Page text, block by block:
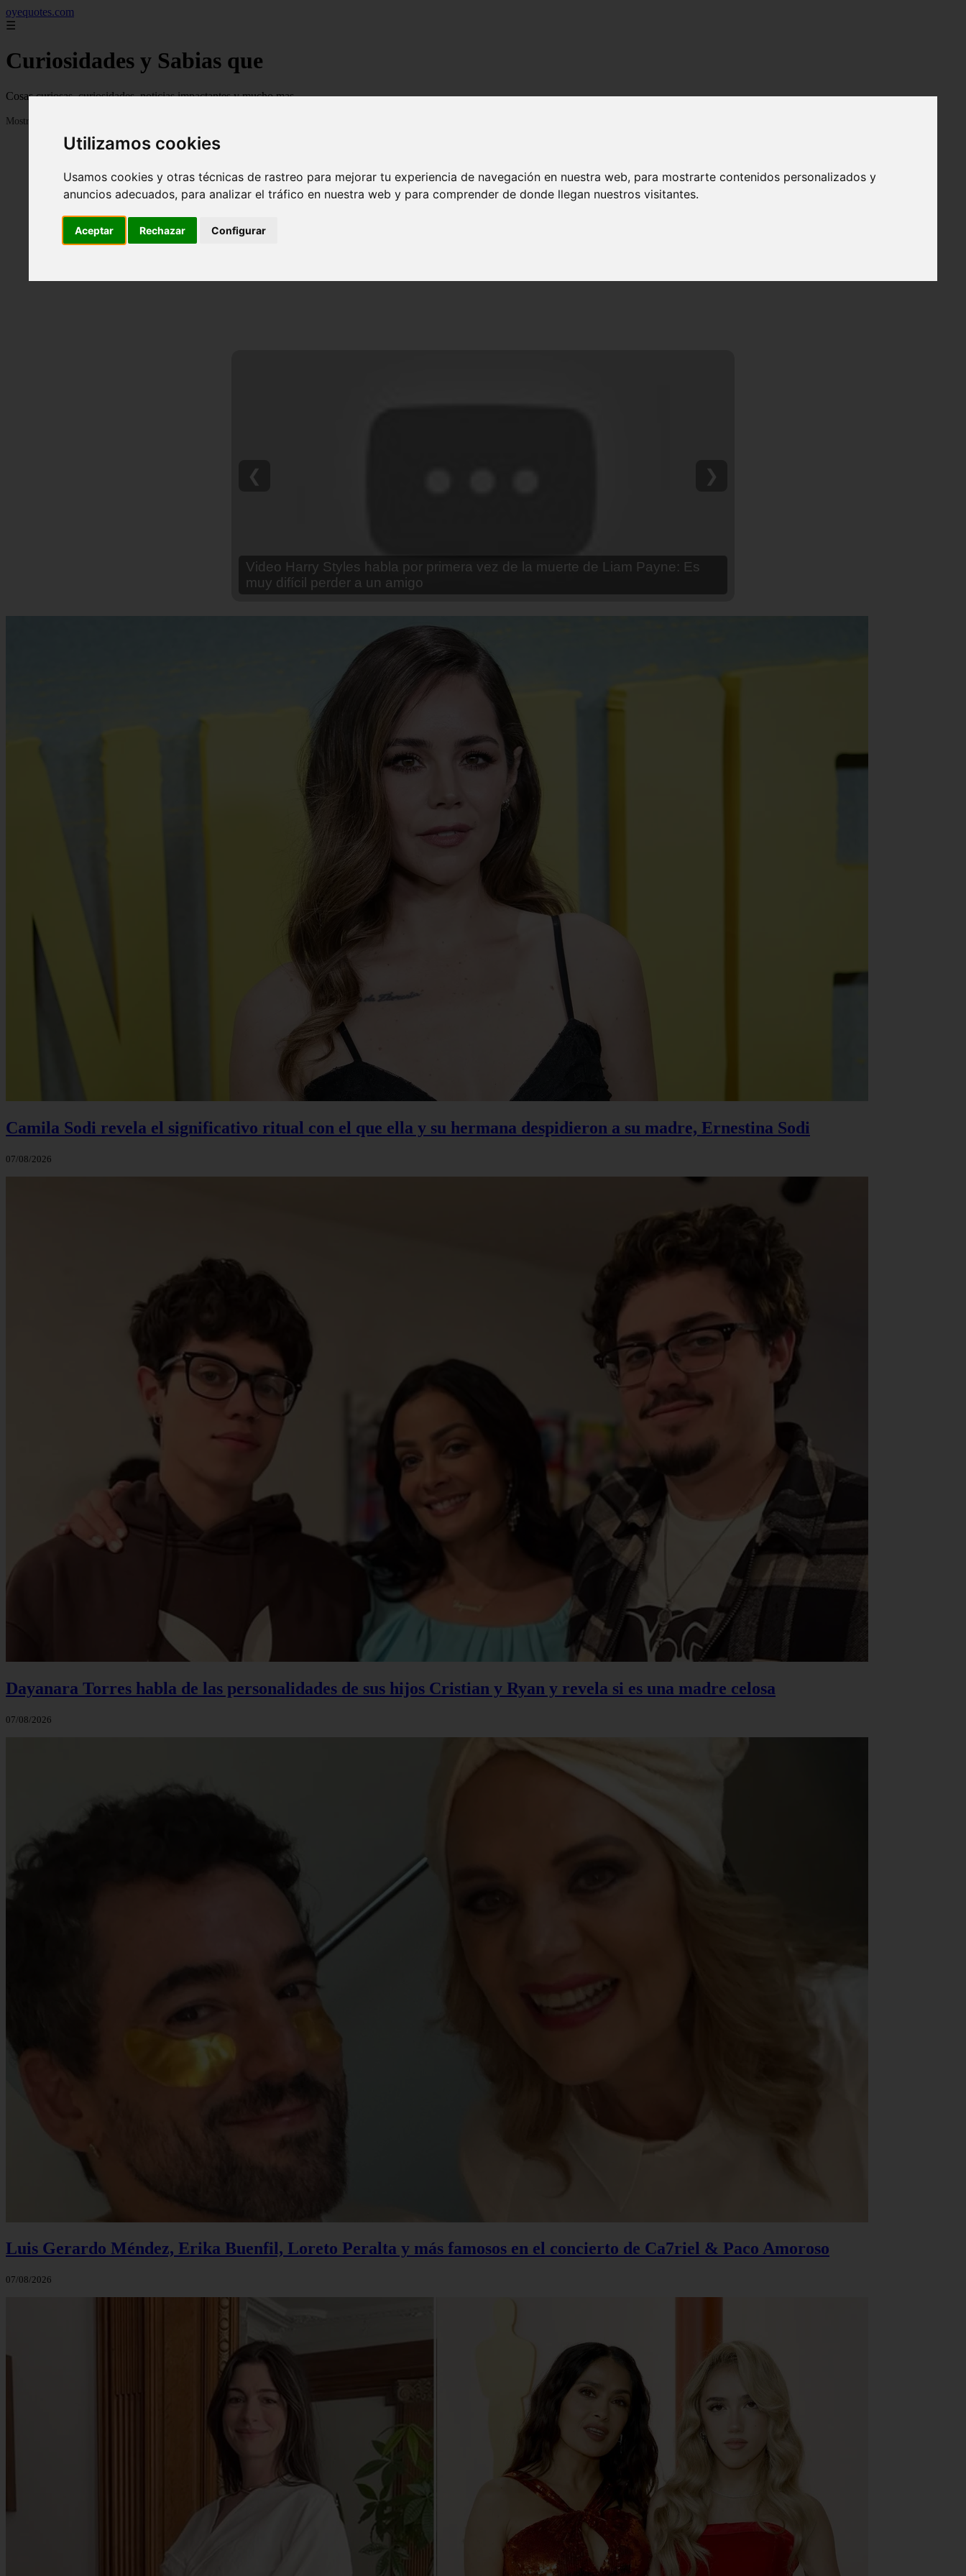
Utilizamos cookies
Usamos cookies y otras técnicas de rastreo para mejorar tu experiencia de navegación en nuestra web, para mostrarte contenidos personalizados y
anuncios adecuados, para analizar el tráfico en nuestra web y para comprender de donde llegan nuestros visitantes.
Aceptar Rechazar Configurar
oyequotes.com
☰
Curiosidades y Sabias que
Cosas curiosas, curiosidades, noticias impactantes y mucho mas
Mostrando 1 - 24 de 2838 artículos
Video Ana Brenda Contreras y la firme promesa que le hizo a su hija Aria
❮ ❯
Camila Sodi revela el significativo ritual con el que ella y su hermana despidieron a su madre, Ernestina Sodi
07/08/2026
Dayanara Torres habla de las personalidades de sus hijos Cristian y Ryan y revela si es una madre celosa
07/08/2026
Luis Gerardo Méndez, Erika Buenfil, Loreto Peralta y más famosos en el concierto de Ca7riel & Paco Amoroso
07/08/2026